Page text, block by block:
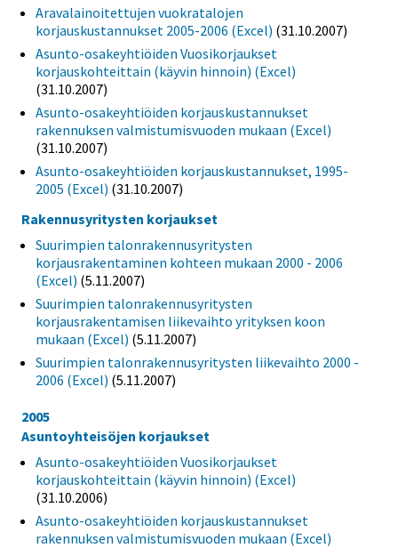
Aravalainoitettujen vuokratalojen
korjauskustannukset 2005-2006 (Excel) (31.10.2007)
Asunto-osakeyhtiöiden Vuosikorjaukset
korjauskohteittain (käyvin hinnoin) (Excel)
(31.10.2007)
Asunto-osakeyhtiöiden korjauskustannukset
rakennuksen valmistumisvuoden mukaan (Excel)
(31.10.2007)
Asunto-osakeyhtiöiden korjauskustannukset, 1995-
2005 (Excel) (31.10.2007)
Rakennusyritysten korjaukset
Suurimpien talonrakennusyritysten
korjausrakentaminen kohteen mukaan 2000 - 2006
(Excel) (5.11.2007)
Suurimpien talonrakennusyritysten
korjausrakentamisen liikevaihto yrityksen koon
mukaan (Excel) (5.11.2007)
Suurimpien talonrakennusyritysten liikevaihto 2000 -
2006 (Excel) (5.11.2007)
2005
Asuntoyhteisöjen korjaukset
Asunto-osakeyhtiöiden Vuosikorjaukset
korjauskohteittain (käyvin hinnoin) (Excel)
(31.10.2006)
Asunto-osakeyhtiöiden korjauskustannukset
rakennuksen valmistumisvuoden mukaan (Excel)